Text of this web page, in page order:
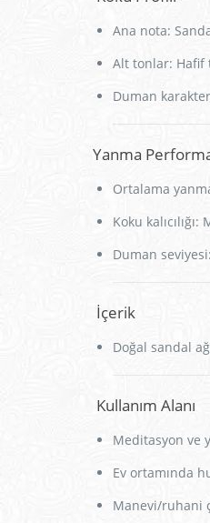
Ana nota:
Alt tonlar: Hafif
Duman
Yanma
Ortalama
Koku
Duman
İçerik
Doğal sandal
Kullanım Alanı
Meditasyon ve
Ev ortamında
Manevi/ruhani